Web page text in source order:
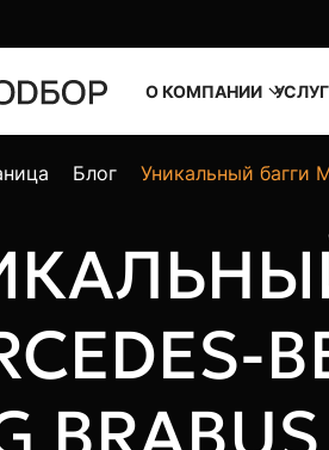
О КОМПАНИИ
Блог Уникальный багги